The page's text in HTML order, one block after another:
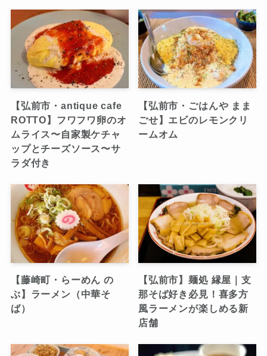
【弘前市・antique cafe
ROTTO】フワフワ卵のオ
ムライス〜自家製ケチャ
ップとチーズソース〜サ
ラダ付き
【弘前市・ごはんや まま
ごせ】エビのレモンクリ
ームオム
【藤崎町・らーめん の
ぶ】ラーメン（中華そ
ば）
【弘前市】麺処 縁屋｜支
那そば好き必見！喜多方
風ラーメンが楽しめる新
店舗